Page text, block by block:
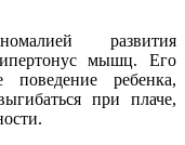
развития
мышц. Его
ребенка,
при плаче,